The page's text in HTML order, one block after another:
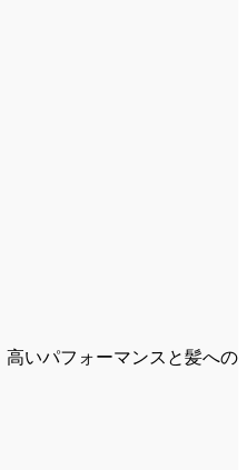
いパフォーマンスと髪への